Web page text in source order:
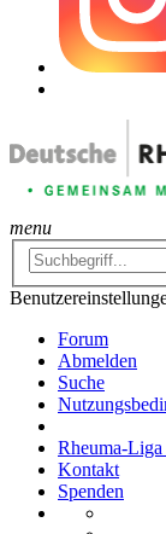
menu
Forum
Abmelden
Suche
Rheuma-Liga
Kontakt
Spenden